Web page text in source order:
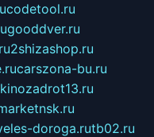
codetool.ru
gooddver.ru
2shizashop.ru
carszona-bu.ru
kinozadrot13.ru
doroga.rutb02.ru